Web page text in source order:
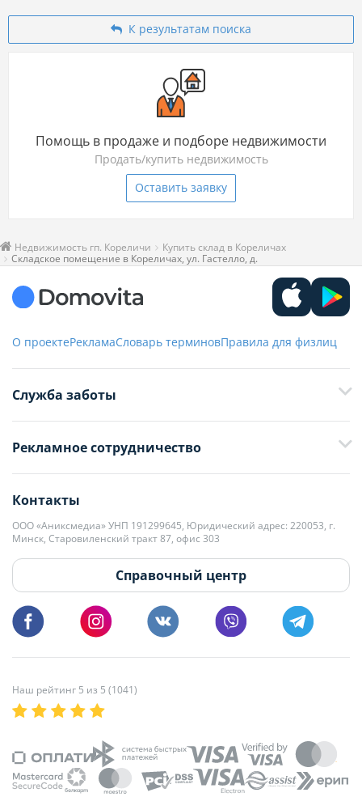
К результатам поиска
Помощь в продаже и подборе недвижимости
Продать/купить недвижимость
Оставить заявку
Недвижимость гп. Кореличи
Купить склад в Кореличах
Складское помещение в Кореличах, ул. Гастелло, д.
О проектеРекламаСловарь терминовПравила для физлиц
Служба заботы
+375 29 376-13-70
+375 33 376-13-70
editor@domovita.by
Мы принимаем звонки и отвечаем на письма в будние дни с 9:00 до
18:00.
Рекламное сотрудничество
+375 29 563-15-61 Кристина Филюта
kb@domovita.by
+375 29 179-11-28 Владислав Гладченко
vg@domovita.by
Пишите и звоните нам в будние дни с 8:00 до 20:00.
Контакты
ООО «Аниксмедиа» УНП 191299645, Юридический адрес: 220053, г.
Минск, Старовиленский тракт 87, офис 303
Справочный центр
Наш рейтинг 5 из 5 (1041)